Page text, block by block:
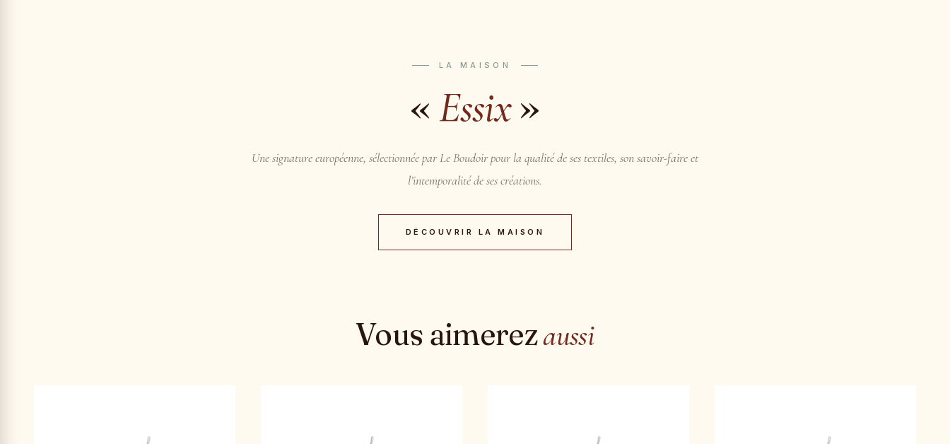
LA MAISON
« Essix»
Une signature européenne, sélectionnée par Le Boudoir pour la qualité de ses textiles, son savoir-faire et
l’intemporalité de ses créations.
DÉCOUVRIR LA MAISON
Vous aimerezaussi